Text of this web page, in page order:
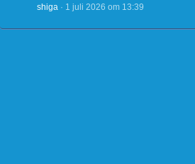
shiga 1 juli 2026 om 13:39